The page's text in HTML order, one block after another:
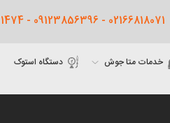
02166818071 - 09123856396 - 09122761474
خدمات متا جوش دستگاه استوک